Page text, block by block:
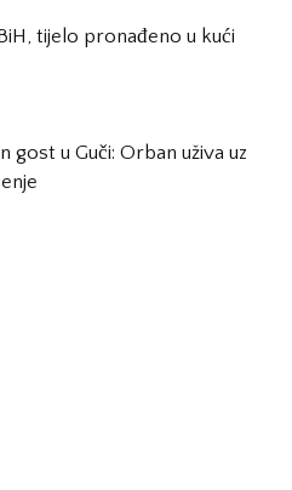
tijelo pronađeno u kući
gost u Guči: Orban uživa uz